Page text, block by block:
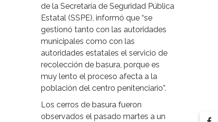
de la Secretaría de Seguridad Pública
Estatal (SSPE), informó que “se
gestionó tanto con las autoridades
municipales como con las
autoridades estatales el servicio de
recolección de basura, porque es
muy lento el proceso afecta a la
población del centro penitenciario”.
Los cerros de basura fueron
observados el pasado martes a un